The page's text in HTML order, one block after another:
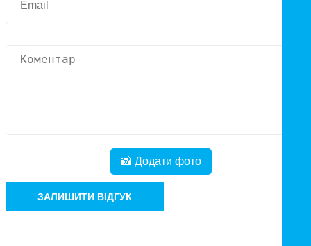
📸 Додати фото
ЗАЛИШИТИ ВІДГУК